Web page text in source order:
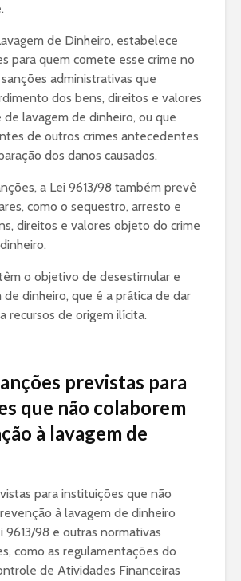
de Dinheiro, estabelece
para quem comete esse crime no
administrativas que
dos bens, direitos e valores
lavagem de dinheiro, ou que
de outros crimes antecedentes
dos danos causados.
a Lei 9613/98 também prevê
como o sequestro, arresto e
direitos e valores objeto do crime
o objetivo de desestimular e
de dinheiro, que é a prática de dar
recursos de origem ilícita.
previstas para
que não colaborem
à lavagem de
para instituições que não
à lavagem de dinheiro
9613/98 e outras normativas
como as regulamentações do
de Atividades Financeiras